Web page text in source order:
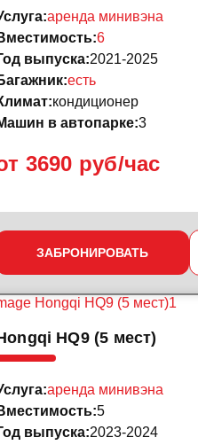
3690 руб/час
аренда минивэна
6
выпуска:2021-2025
есть
кондиционер
в автопарке:3
ЗАБРОНИРОВАТЬ
HQ9 (5 мест)
аренда минивэна
5
выпуска:2023-2024